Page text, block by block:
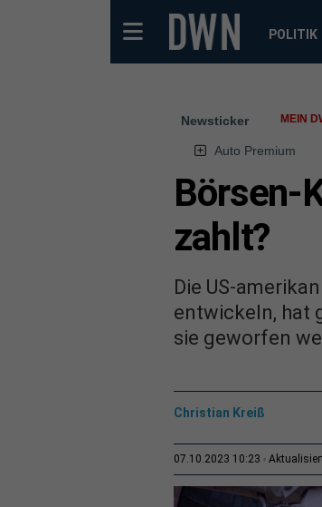
POLITIK
Newsticker MEIN
Auto Premium
Börsen-
zahlt?
Die US-
entwickeln, hat
sie geworfen
Christian Kreiß
07.10.2023 10:23